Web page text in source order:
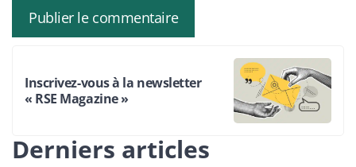
Inscrivez-vous à la newsletter
« RSE Magazine »
Derniers articles